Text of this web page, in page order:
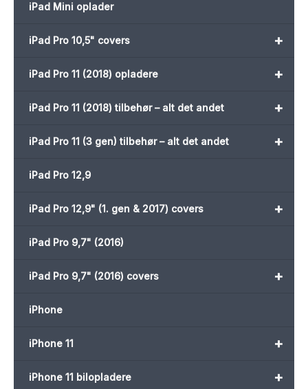
iPad Mini oplader
+
iPad Pro 10,5" covers
+
iPad Pro 11 (2018) opladere
+
iPad Pro 11 (2018) tilbehør – alt det andet
+
iPad Pro 11 (3 gen) tilbehør – alt det andet
iPad Pro 12,9
+
iPad Pro 12,9" (1. gen & 2017) covers
iPad Pro 9,7" (2016)
+
iPad Pro 9,7" (2016) covers
iPhone
+
iPhone 11
+
iPhone 11 bilopladere